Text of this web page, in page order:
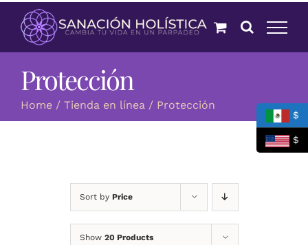
content
Protección
Home Tienda en línea Protección
Sort by Price
Show 20 Products
$
$